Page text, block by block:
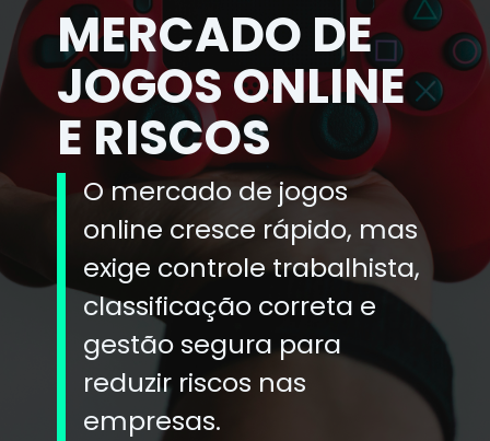
MERCADO DE
JOGOS ONLINE
E RISCOS
O mercado de jogos
online cresce rápido, mas
exige controle trabalhista,
classificação correta e
gestão segura para
reduzir riscos nas
empresas.